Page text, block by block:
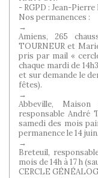
- RGPD : Jean-
Nos permanences :
→
Amiens, 265
TOURNEUR et
pris par mail «
chaque mardi de
et sur demande le
fêtes).
→
Abbeville,
responsable André
samedi des mois
permanence le 14 juin.
→
Breteuil,
mois de 14h à 17 h
CERCLE